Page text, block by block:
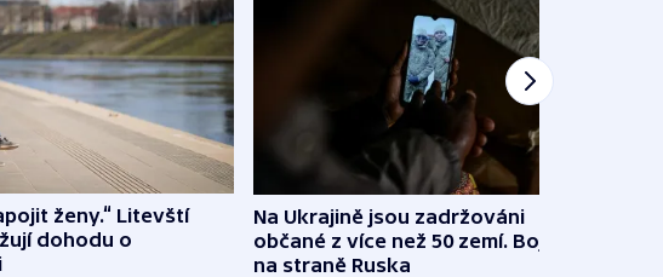
ženy.“ Litevští
dohodu o
Na Ukrajině jsou zadržováni
občané z více než 50 zemí. Bojovali
na straně Ruska